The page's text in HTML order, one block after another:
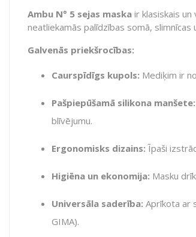
Ambu N° 5 sejas maska ir klasiskais
neatliekamās palīdzības somā,
Galvenās priekšrocības:
Caurspīdīgs kupols: Mediķim ir
Pašpiepūšamā silikona manšete:
blīvējumu.
Ergonomisks dizains: Īpaši
Higiēna un ekonomija: Masku
Universāla saderība: Aprīkota ar
GIMA).